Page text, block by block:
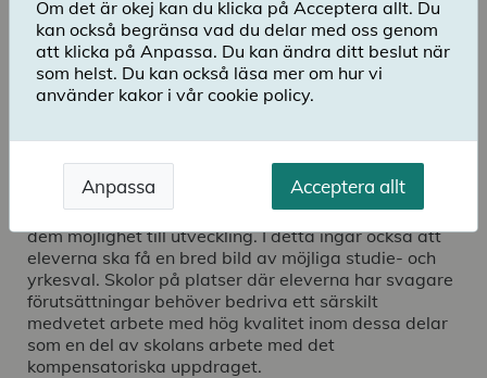
landet att ges olikvärdiga möjligheter för
framtiden.
Ladda ner publikation
Skolinspektionen granskat hur 30 skolor belägna i
kommuner med en låg utbildningsnivå arbetar för att
genom undervisning och studie- och yrkesvägledning
stärka elevernas tillit till den egna förmågan och ge
dem möjlighet till utveckling. I detta ingår också att
eleverna ska få en bred bild av möjliga studie- och
yrkesval. Skolor på platser där eleverna har svagare
förutsättningar behöver bedriva ett särskilt
medvetet arbete med hög kvalitet inom dessa delar
som en del av skolans arbete med det
kompensatoriska uppdraget.
Om det är okej kan du klicka på Acceptera allt. Du
kan också begränsa vad du delar med oss genom
att klicka på Anpassa. Du kan ändra ditt beslut när
som helst. Du kan också läsa mer om hur vi
använder kakor i vår cookie policy.
Anpassa Acceptera allt